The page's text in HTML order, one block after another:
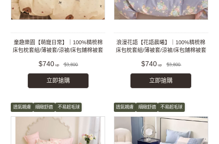
童趣樂園【萌寵日常】｜100%精梳棉
床包枕套組/薄被套/涼被/床包鋪棉被套
$740 $3,800
立即搶購
浪漫花語【花語晨曦】｜100%精梳棉
床包枕套組/薄被套/涼被/床包鋪棉被套
$740 $3,800
立即搶購
透氣親膚 細緻舒適 不易起毛球 透氣親膚 細緻舒適 不易起毛球